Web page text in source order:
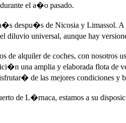
el a�o pasado.
despu�s de Nicosia y Limassol.
universal, aunque hay
de alquiler de coches, con
una amplia y elaborada flota de
de las mejores condiciones y
de L�rnaca, estamos a su